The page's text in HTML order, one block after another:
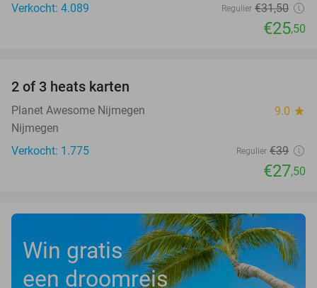
Verkocht: 4.089
Regulier €31,50
€25,50
2 of 3 heats karten
Planet Awesome Nijmegen 9.0 star
Nijmegen
Verkocht: 1.775
Regulier €39
€27,50
Win gratis
een droomreis